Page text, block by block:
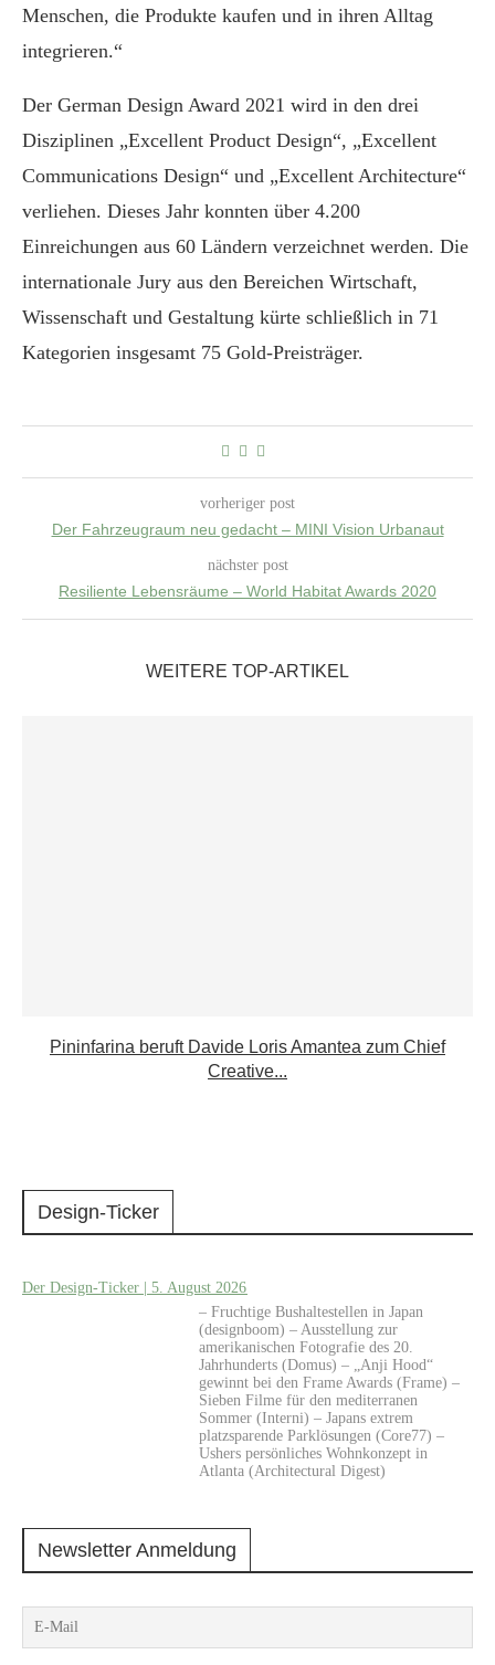
Menschen, die Produkte kaufen und in ihren Alltag
integrieren.“
Der German Design Award 2021 wird in den drei
Disziplinen „Excellent Product Design“, „Excellent
Communications Design“ und „Excellent Architecture“
verliehen. Dieses Jahr konnten über 4.200
Einreichungen aus 60 Ländern verzeichnet werden. Die
internationale Jury aus den Bereichen Wirtschaft,
Wissenschaft und Gestaltung kürte schließlich in 71
Kategorien insgesamt 75 Gold-Preisträger.
vorheriger post
Der Fahrzeugraum neu gedacht – MINI Vision Urbanaut
nächster post
Resiliente Lebensräume – World Habitat Awards 2020
WEITERE TOP-ARTIKEL
Pininfarina beruft Davide Loris Amantea zum Chief
Creative...
Design-Ticker
Der Design-Ticker | 5. August 2026
– Fruchtige Bushaltestellen in Japan
(designboom) – Ausstellung zur
amerikanischen Fotografie des 20.
Jahrhunderts (Domus) – „Anji Hood“
gewinnt bei den Frame Awards (Frame) –
Sieben Filme für den mediterranen
Sommer (Interni) – Japans extrem
platzsparende Parklösungen (Core77) –
Ushers persönliches Wohnkonzept in
Atlanta (Architectural Digest)
Newsletter Anmeldung